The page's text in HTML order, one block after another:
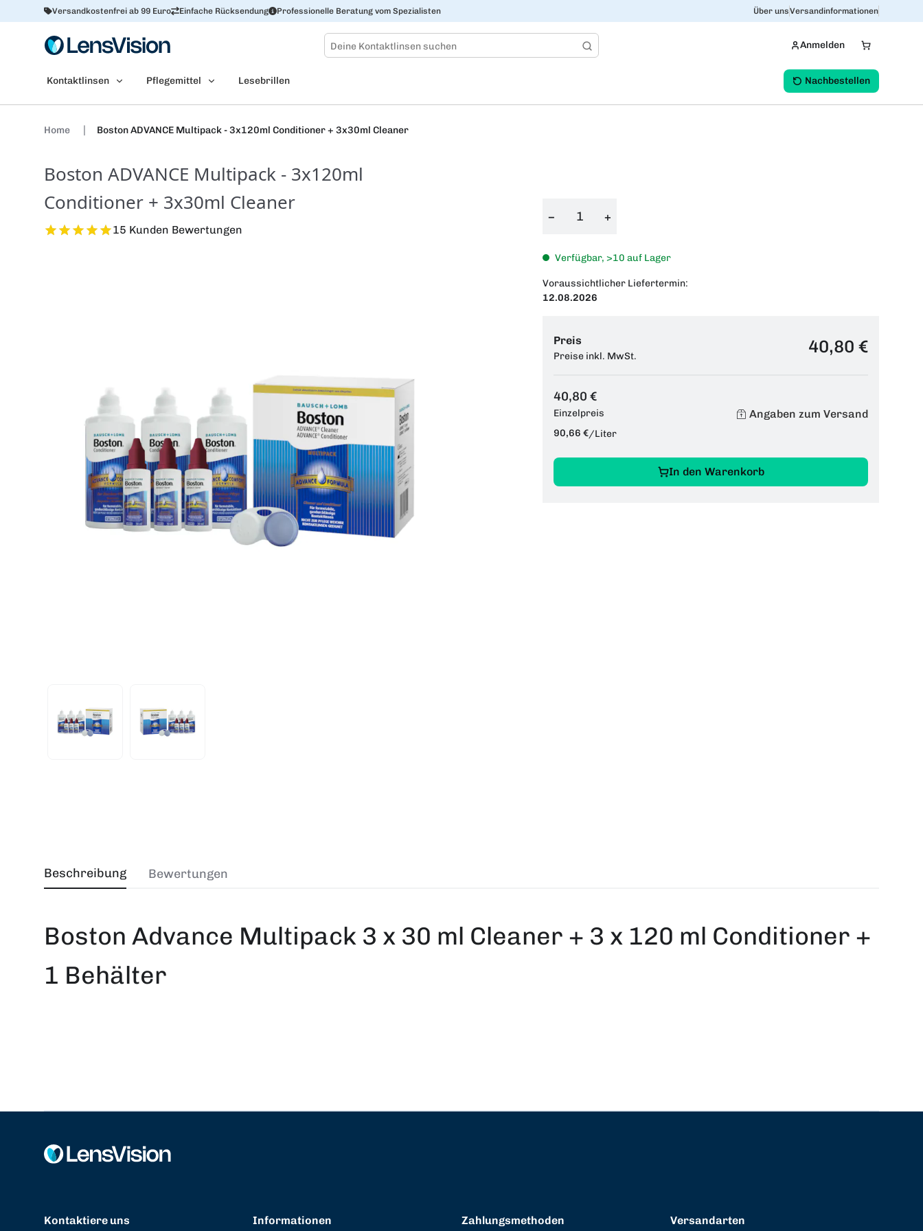
Versandkostenfrei ab 99 Euro Einfache Rücksendung Professionelle Beratung vom Spezialisten Über unsVersandinformationen
Anmelden
Kontaktlinsen Pflegemittel Lesebrillen Nachbestellen
Home Boston ADVANCE Multipack - 3x120ml Conditioner + 3x30ml Cleaner
Boston ADVANCE Multipack - 3x120ml
Conditioner + 3x30ml Cleaner
15 Kunden Bewertungen
− +
Verfügbar, >10 auf Lager
Voraussichtlicher Liefertermin:
12.08.2026
Preis
Preise inkl. MwSt. 40,80 €
40,80 €
Einzelpreis
90,66 €/Liter
Angaben zum Versand
In den Warenkorb
Beschreibung
Boston Advance Multipack 3 x 30 ml Cleaner + 3 x 120 ml Conditioner +
1 Behälter
Bewertungen
Kontaktiere uns Informationen Zahlungsmethoden Versandarten